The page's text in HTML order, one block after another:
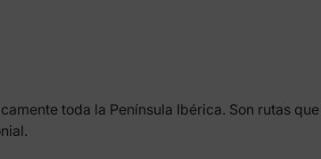
toda la Península Ibérica. Son rutas